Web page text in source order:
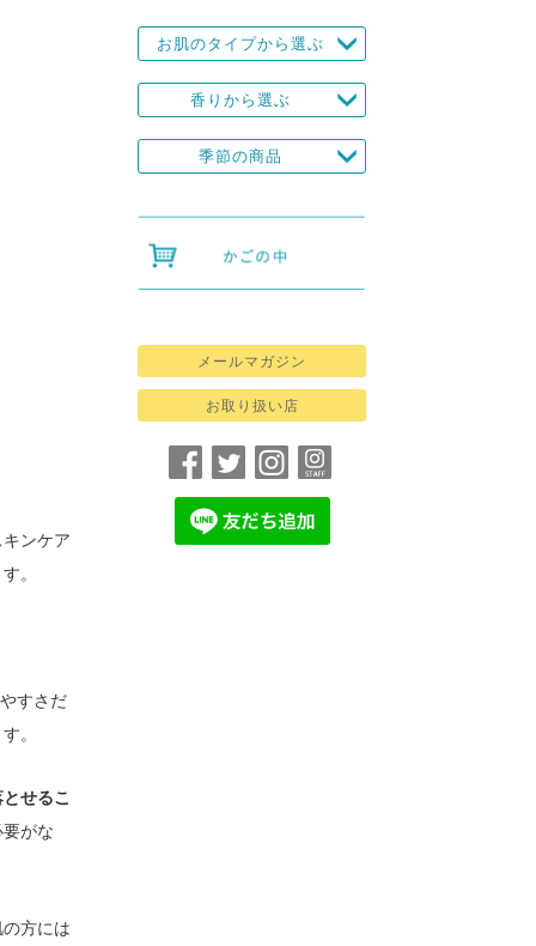
ンケア
。
すさだ
。
せるこ
がな
方には
お肌のタイプから選ぶ
香りから選ぶ
季節の商品
メールマガジン
お取り扱い店